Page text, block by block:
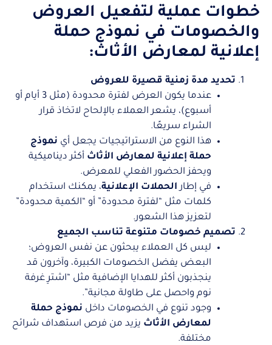
خطوات عملية لتفعيل العروض
والخصومات في نموذج حملة
إعلانية لمعارض الأثاث:
تحديد مدة زمنية قصيرة للعروض
عندما يكون العرض لفترة محدودة (مثل 3 أيام أو
أسبوع)، يشعر العملاء بالإلحاح لاتخاذ قرار
الشراء سريعًا.
هذا النوع من الاستراتيجيات يجعل أي نموذج
حملة إعلانية لمعارض الأثاث أكثر ديناميكية
ويحفز الحضور الفعلي للمعرض.
في إطار الحملات الإعلانية، يمكنك استخدام
كلمات مثل “لفترة محدودة” أو “الكمية محدودة”
لتعزيز هذا الشعور.
تصميم خصومات متنوعة تناسب الجميع
ليس كل العملاء يبحثون عن نفس العروض؛
البعض يفضل الخصومات الكبيرة، وآخرون قد
ينجذبون أكثر للهدايا الإضافية مثل “اشترِ غرفة
نوم واحصل على طاولة مجانية”.
وجود تنوع في الخصومات داخل نموذج حملة
لمعارض الأثاث يزيد من فرص استهداف شرائح
مختلفة.